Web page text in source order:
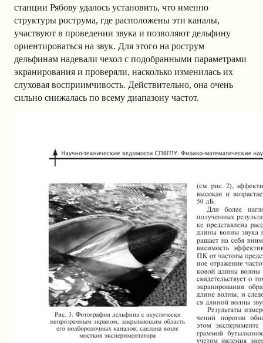
станции Рябову удалось установить, что именно
структуры рострума, где расположены эти каналы,
участвуют в проведении звука и позволяют дельфину
ориентироваться на звук. Для этого на рострум
дельфинам надевали чехол с подобранными параметрами
экранирования и проверяли, насколько изменилась их
слуховая восприимчивость. Действительно, она очень
сильно снижалась по всему диапазону частот.